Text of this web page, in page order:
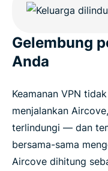
Gelembung
Anda
Keamanan VPN
menjalankan
terlindungi — dan
bersama-sama
Aircove dihitung